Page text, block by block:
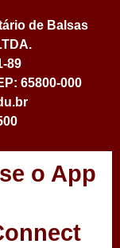
de Balsas
89
65800-000
o App